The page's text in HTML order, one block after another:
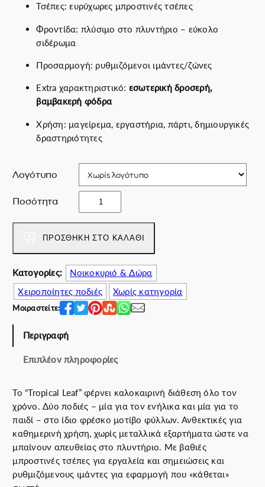
s
7
.
0
€
ν
6
.
0
€
Τσέπες: ευρύχωρες μπροστινές τσέπες
Φροντίδα: πλύσιμο στο πλυντήριο – εύκολο
σιδέρωμα
Προσαρμογή: ρυθμιζόμενοι ιμάντες/ζώνες
Extra χαρακτηριστικό: εσωτερική δροσερή,
βαμβακερή φόδρα
Χρήση: μαγείρεμα, εργαστήρια, πάρτι, δημιουργικές
δραστηριότητες
Λογότυπο
Ποσότητα
r
o
p
i
c
a
l
L
F
m
y
S
(
ΠΡΟΣΘΉΚΗ ΣΤΟ ΚΑΛΆΘΙ
Κατογορίες:
Νοικοκυριό & Δώρα
Χειροποίητες ποδιές
Χωρίς κατηγορία
Μοιραστείτε:
Περιγραφή
Επιπλέον πληροφορίες
Το “Tropical Leaf” φέρνει καλοκαιρινή διάθεση όλο τον
χρόνο. Δύο ποδιές – μία για τον ενήλικα και μία για το
παιδί – στο ίδιο φρέσκο μοτίβο φύλλων. Ανθεκτικές για
καθημερινή χρήση, χωρίς μεταλλικά εξαρτήματα ώστε να
μπαίνουν απευθείας στο πλυντήριο. Με βαθιές
μπροστινές τσέπες για εργαλεία και σημειώσεις και
ρυθμιζόμενους ιμάντες για εφαρμογή που «κάθεται»